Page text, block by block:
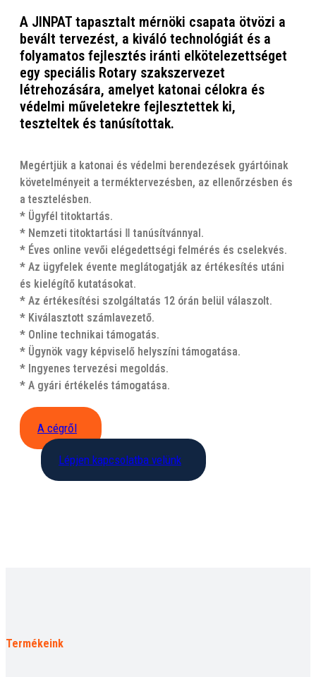
A JINPAT tapasztalt mérnöki csapata ötvözi a
bevált tervezést, a kiváló technológiát és a
folyamatos fejlesztés iránti elkötelezettséget
egy speciális Rotary szakszervezet
létrehozására, amelyet katonai célokra és
védelmi műveletekre fejlesztettek ki,
teszteltek és tanúsítottak.
Megértjük a katonai és védelmi berendezések gyártóinak
követelményeit a terméktervezésben, az ellenőrzésben és
a tesztelésben.
* Ügyfél titoktartás.
* Nemzeti titoktartási Ⅱ tanúsítvánnyal.
* Éves online vevői elégedettségi felmérés és cselekvés.
* Az ügyfelek évente meglátogatják az értékesítés utáni
és kielégítő kutatásokat.
* Az értékesítési szolgáltatás 12 órán belül válaszolt.
* Kiválasztott számlavezető.
* Online technikai támogatás.
* Ügynök vagy képviselő helyszíni támogatása.
* Ingyenes tervezési megoldás.
* A gyári értékelés támogatása.
A cégről
Lépjen kapcsolatba velünk
Termékeink